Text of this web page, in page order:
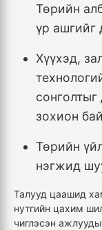
Төрийн
үр ашгийг
Хүүхэд,
зохион
Төрийн
нэгжид
Талууд цаашид
нутгийн цахим
чиглэсэн